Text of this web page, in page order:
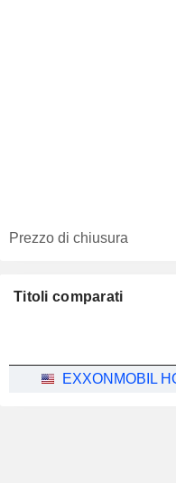
Prezzo di chiusura
Titoli comparati